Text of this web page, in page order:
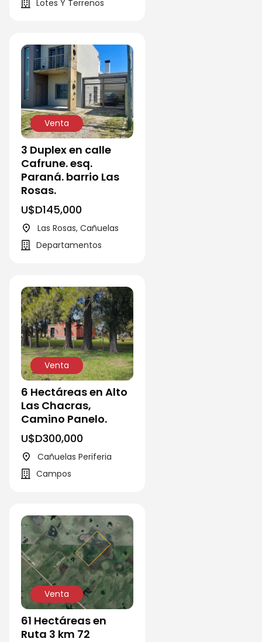
Lotes Y Terrenos
Venta
3 Duplex en calle
Cafrune. esq.
Paraná. barrio Las
Rosas.
U$D145,000
Las Rosas, Cañuelas
Departamentos
Venta
6 Hectáreas en Alto
Las Chacras,
Camino Panelo.
U$D300,000
Cañuelas Periferia
Campos
Venta
61 Hectáreas en
Ruta 3 km 72